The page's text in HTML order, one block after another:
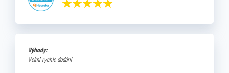
Výhody:
Velmi rychle dodání